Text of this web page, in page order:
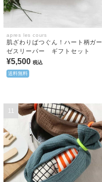
apres les cours
肌ざわりばつぐん！ハート柄ガー
ゼスリーパー ギフトセット
¥5,500 税込
送料無料
11